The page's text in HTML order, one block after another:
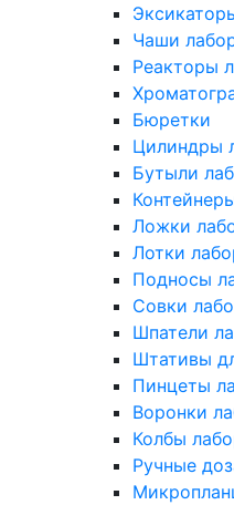
Чаши
Реакторы
Бюретки
Цилиндры
Бутыли
Ложки
Лотки
Подносы
Совки
Шпатели
Штативы
Пинцеты
Воронки
Колбы
Ручные